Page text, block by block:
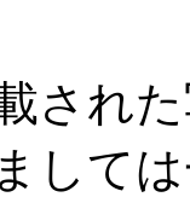
され
して